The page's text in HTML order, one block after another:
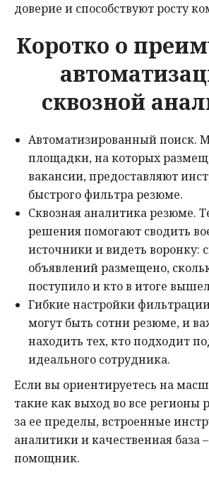
доверие и способствуют росту
Коротко о
сквозной
Автоматизированный поиск.
площадки, на которых
вакансии, предоставляют
быстрого фильтра резюме.
Сквозная аналитика резюме.
решения помогают сводить
источники и видеть воронку:
объявлений размещено,
поступило и кто в итоге
Гибкие настройки
могут быть сотни резюме, и
находить тех, кто подходит
идеального сотрудника.
Если вы ориентируетесь на
такие как выход во все регионы
за ее пределы, встроенные
аналитики и качественная
помощник.